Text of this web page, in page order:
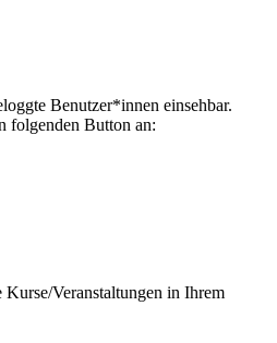
Benutzer*innen einsehbar.
folgenden Button an:
Veranstaltungen in Ihrem